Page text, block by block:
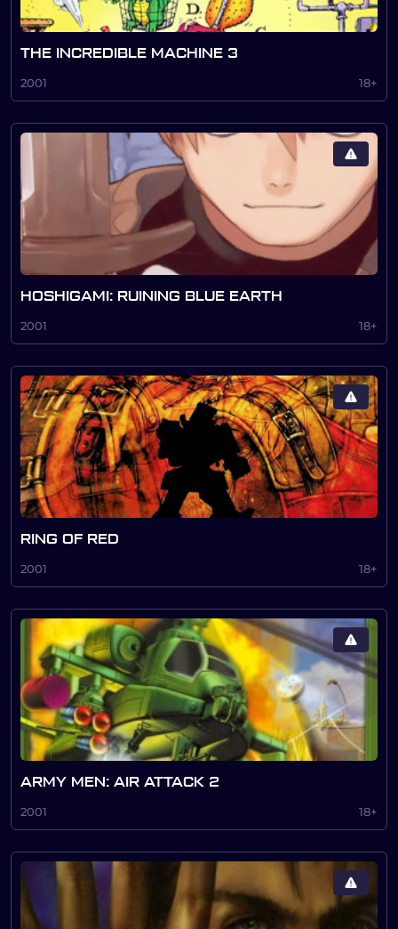
THE INCREDIBLE MACHINE 3
2001 18+
HOSHIGAMI: RUINING BLUE EARTH
2001 18+
RING OF RED
2001 18+
ARMY MEN: AIR ATTACK 2
2001 18+